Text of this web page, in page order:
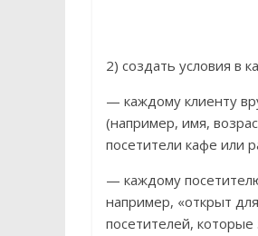
2) создать условия в
— каждому клиенту
(например, имя,
посетители кафе или
— каждому
например, «открыт
посетителей,